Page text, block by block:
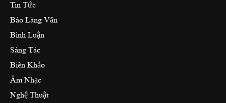
Tin Tức
Báo Làng Văn
Bình Luận
Sáng Tác
Biên Khảo
Âm Nhạc
Nghệ Thuật